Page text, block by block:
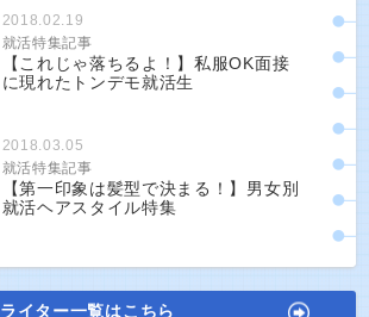
2018.02.19
就活特集記事
【これじゃ落ちるよ！】私服OK面接
に現れたトンデモ就活生
2018.03.05
就活特集記事
【第一印象は髪型で決まる！】男女別
就活ヘアスタイル特集
ライター一覧はこちら